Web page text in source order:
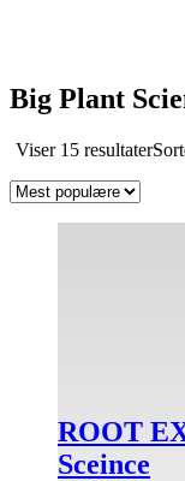
Big Plant
Viser 15 resultater
ROOT
Sceince